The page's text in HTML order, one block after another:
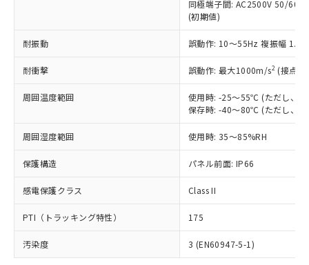
同極端子間: AC2500V 50/
(初期値)
耐振動 誤動作: 10～55Hz 複振幅
耐衝撃 誤動作: 最大1000m/s2 (接点
周囲温度範囲
使用時: -25～55℃ (ただし、氷
保存時: -40～80℃ (ただし、氷
周囲湿度範囲 使用時: 35～85%RH
保護構造 パネル前面: IP66
感電保護クラス Class II
PTI（トラッキング特性） 175
汚染度 3 (EN60947-5-1)
正式な納期状況および標準価格はお客
様のお取引先、またはお客様担当のオ
ムロン制御機器販売店・当社販売員に
オムロン制御機器販売店や当社販売拠
販売ネットワーク
」をご確認
在庫状況および標準価格結果を当社の
事前の承諾なく第三者に漏洩または開
マイパーツ機能（部品リスト作成サー
ビス）をご利用いただくには、I-Web
メンバーズにご登録されている必要が
あります。
お客様が当ウェブサイト上で当社にご
登録された部品リストについて、当社
および当社の共同利用者が、当社の製
(PBDE) 1000ppm以下、フタル酸ビス(2-エチルヘキシ
ル) (DEHP)(別名：DOP) 1000ppm以下、フタル酸ブチ
ルベンジル（BBP） 1000ppm以下、フタル酸ジブチル
（DBP） 1000ppm以下、フタル酸ジイソブチル
但し、RoHS指令で産業用監視および制御機器に対する
フタル酸エステル類の４物質については閾値を超える意
図的な使用がないことを確認しています。
※2 対応予定月
部品在庫の切り替え状況などにより、予定
月が前後することがあります。
※3 非含有証明書ダウンロード
Cr(Ⅵ)(六価クロム) : 1000ppm、 PBBs(ポリ臭化ビフェ
ニル類) : 1000ppm、 PBDEs(ポリ臭化ジフェニルエーテ
イソブチル) : 1000ppm、 BBP(フタル酸ブチルベンジ
DEHP(フタル酸ビス(2-エチルヘキシル)) : 1000ppm
※2 環境保護使用期限
「ｅ」：有害物質（10物質）のすべてが基
準値以下であることを示します。
「10」：通常の使用状況下において有害物
質が外部に漏えいし、環境に深刻な影響を
及ぼさない年数を意味します。
「－」：未確認です。当社販売部門へお問
い合わせください。
当社は規制貨物を破棄する場合は、完
いよう必要な手段を講じます。
当社は貴社製品を、核兵器、ミサイ
ル、化学兵器、生物兵器またはその他
武器並びにこれらの製造装置等に一切
当社は、貴社製品を第三者に販売する
場合は、上記1、2および3の内容を当
該第三者に通知します。また当社は、
販売先および販売に係わる関係者が違
法に輸出するおそれがある場合は、取
り引きをいたしません。
一定数以上の在庫あり
一定数には満たないが在庫あり
在庫なし(最新の在庫状況につ
いては、お客様のお取引先、ま
たはお客様担当のオムロン制御
機器販売店・当社販売員にご確
白
受注生産機種、また在庫状況の
情報を公開していない機種